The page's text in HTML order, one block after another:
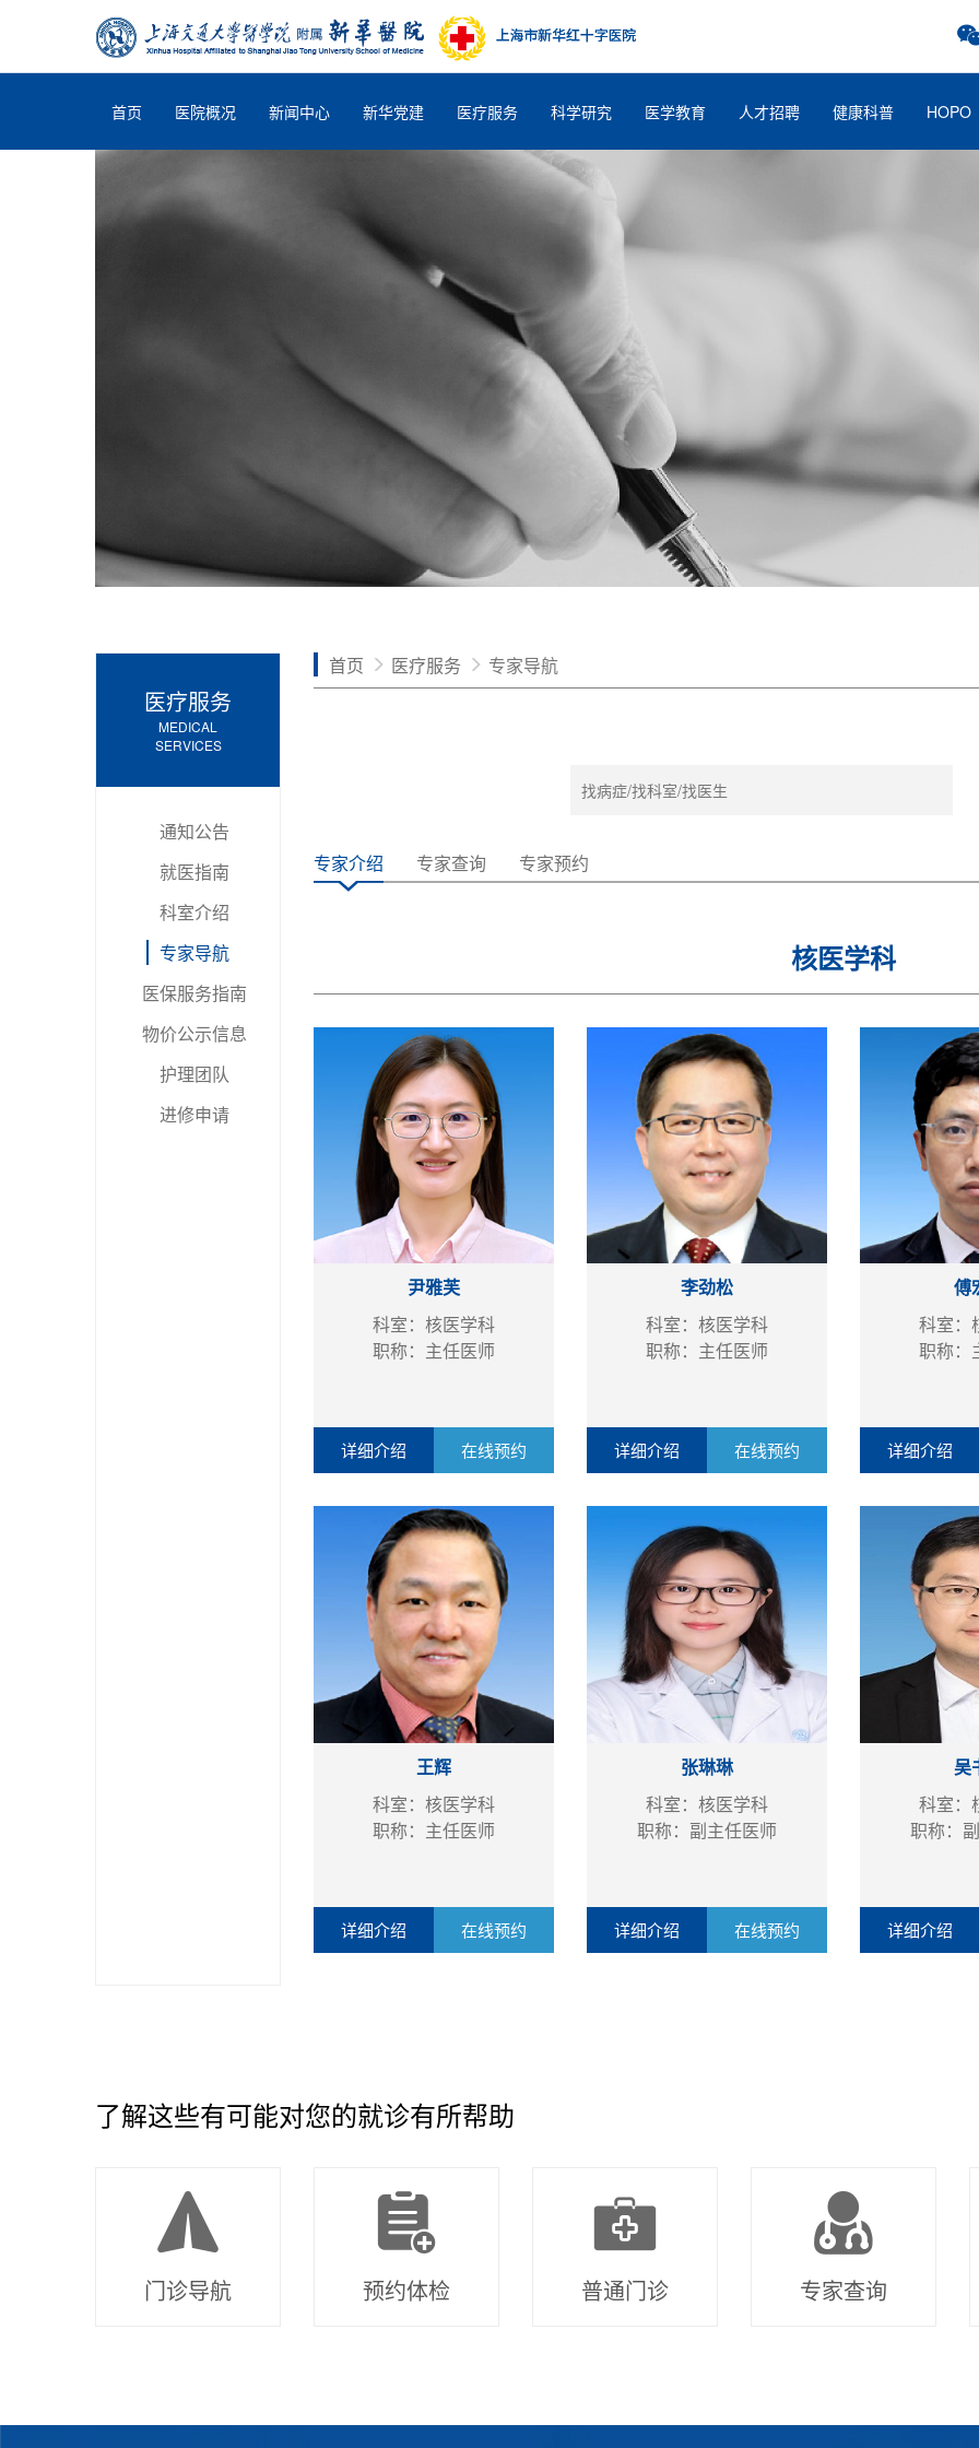
首页 医院概况 新闻中心 新华党建 医疗服务 科学研究 医学教育 人才招聘 健康科普 HOPO
医疗服务
MEDICAL
SERVICES
通知公告
就医指南
科室介绍
专家导航
医保服务指南
物价公示信息
护理团队
进修申请
首页 医疗服务 专家导航
专家介绍 专家查询 专家预约
核医学科
尹雅芙
科室：核医学科
职称：主任医师
详细介绍 在线预约
李劲松
科室：核医学科
职称：主任医师
详细介绍 在线预约
傅
科室：
职称：
详细介绍
王辉
科室：核医学科
职称：主任医师
详细介绍 在线预约
张琳琳
科室：核医学科
职称：副主任医师
详细介绍 在线预约
吴
科室：
职称：
详细介绍
了解这些有可能对您的就诊有所帮助
门诊导航 预约体检 普通门诊 专家查询